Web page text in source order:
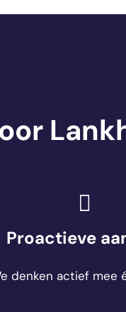
Proactieve
denken actief mee